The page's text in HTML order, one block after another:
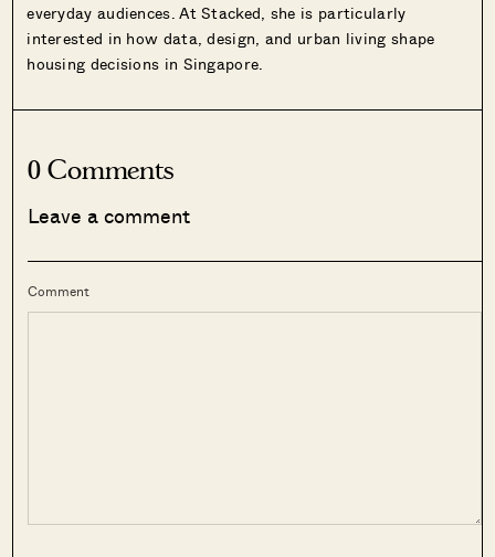
everyday audiences. At Stacked, she is particularly
interested in how data, design, and urban living shape
housing decisions in Singapore.
0 Comments
Leave a comment
Comment